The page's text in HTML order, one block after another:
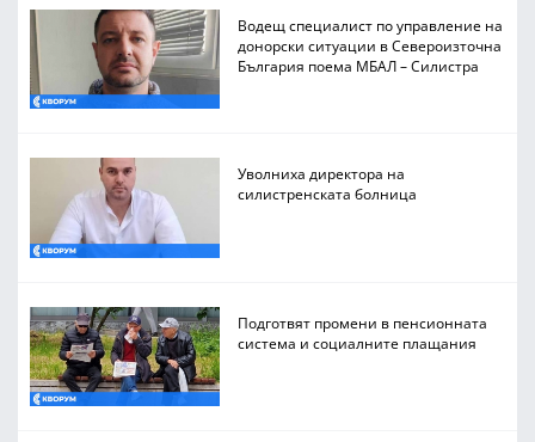
Водещ специалист по управление на
донорски ситуации в Североизточна
България поема МБАЛ – Силистра
Уволниха директора на
силистренската болница
Подготвят промени в пенсионната
система и социалните плащания